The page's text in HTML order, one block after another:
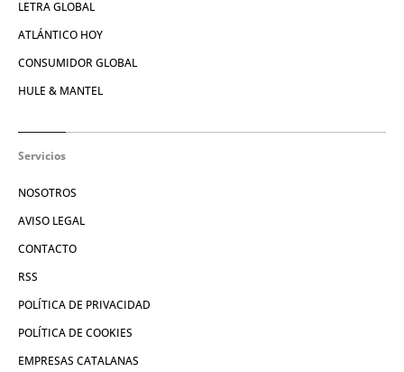
LETRA GLOBAL
ATLÁNTICO HOY
CONSUMIDOR GLOBAL
HULE & MANTEL
Servicios
NOSOTROS
AVISO LEGAL
CONTACTO
RSS
POLÍTICA DE PRIVACIDAD
POLÍTICA DE COOKIES
EMPRESAS CATALANAS